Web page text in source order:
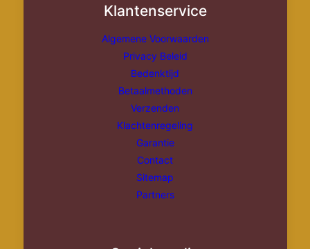
Treinen
Bouwpakketten
Overige
Rails
Treinen
Bouwpakketten
Overige
Klantenservice
Algemene Voorwaarden
Privacy Beleid
Bedenktijd
Betaalmethoden
Verzenden
Klachtenregeling
Garantie
Contact
Sitemap
Partners